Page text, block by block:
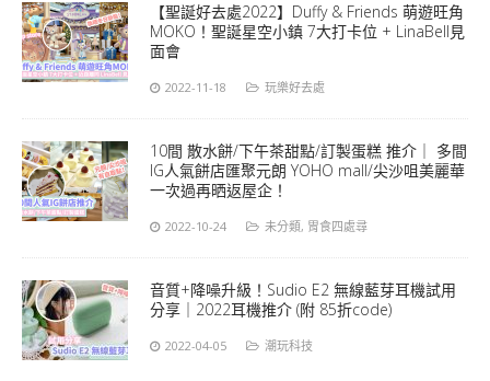
【聖誕好去處2022】Duffy & Friends 萌遊旺角
MOKO！聖誕星空小鎮 7大打卡位 + LinaBell見
面會
2022-11-18 玩樂好去處
10間 散水餅/下午茶甜點/訂製蛋糕 推介｜ 多間
IG人氣餅店匯聚元朗 YOHO mall/尖沙咀美麗華
一次過再晒返屋企！
2022-10-24 未分類, 胃食四處尋
音質+降噪升級！Sudio E2 無線藍芽耳機試用
分享｜2022耳機推介 (附 85折code)
2022-04-05 潮玩科技